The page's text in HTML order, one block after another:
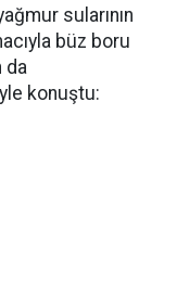
sularının
büz boru
da
konuştu: